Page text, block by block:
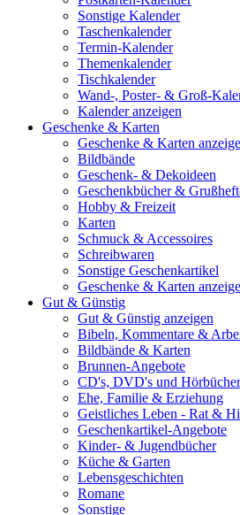
Sonstige Kalender
Taschenkalender
Termin-Kalender
Themenkalender
Tischkalender
Wand-, Poster- & Groß-
Kalender anzeigen
Geschenke & Karten
Geschenke & Karten
Bildbände
Geschenk- & Dekoideen
Geschenkbücher &
Hobby & Freizeit
Karten
Schmuck & Accessoires
Schreibwaren
Sonstige Geschenkartikel
Geschenke & Karten
Gut & Günstig
Gut & Günstig anzeigen
Bibeln, Kommentare &
Bildbände & Karten
Brunnen-Angebote
CD's, DVD's und Hörbücher
Ehe, Familie & Erziehung
Geistliches Leben - Rat &
Geschenkartikel-Angebote
Kinder- & Jugendbücher
Küche & Garten
Lebensgeschichten
Romane
Sonstige